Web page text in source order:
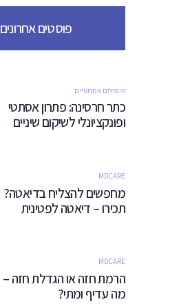
פוסטים אחרונים
טיפולים אסתטיים
כתר חרסינה: פתרון אסתטי
ופונקציונלי לשיקום שיניים
MDCARE
מחפשים להצליח בדיאטה?
תכירו – דיאטה לפטינית
MDCARE
הרמת חזה או הגדלת חזה –
מה עדיף ומתי?